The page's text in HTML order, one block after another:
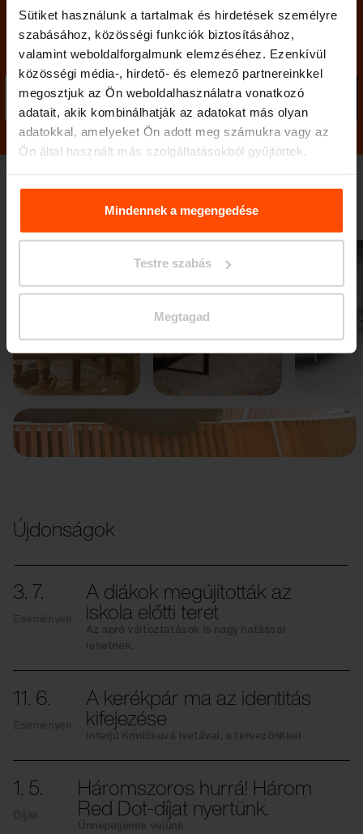
Sütiket használunk a tartalmak és hirdetések személyre
szabásához, közösségi funkciók biztosításához,
valamint weboldalforgalmunk elemzéséhez. Ezenkívül
közösségi média-, hirdető- és elemező partnereinkkel
megosztjuk az Ön weboldalhasználatra vonatkozó
adatait, akik kombinálhatják az adatokat más olyan
adatokkal, amelyeket Ön adott meg számukra vagy az
Ön által használt más szolgáltatásokból gyűjtöttek.
További információért kérjük, látogasson el aPrinciples
Relating to the Processing. Personal Data
Mindennek a megengedése
Testre szabás
Megtagad
Maradjon velünk kapcsolatban
Előző Következő
Újdonságok
3. 7.
Események
A diákok megújították az
iskola előtti teret
Az apró változtatások is nagy hatással
lehetnek.
11. 6.
Események
A kerékpár ma az identitás
kifejezése
Interjú Krmíčková Ivetával, a tervezőnkkel
1. 5.
Díjak
Háromszoros hurrá! Három
Red Dot-díjat nyertünk.
Ünnepeljenek velünk